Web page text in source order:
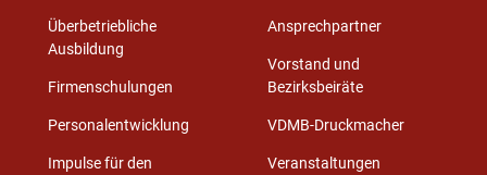
Überbetriebliche
Ausbildung
Firmenschulungen
Personalentwicklung
Impulse für den
Ansprechpartner
Vorstand und
Bezirksbeiräte
VDMB-Druckmacher
Veranstaltungen